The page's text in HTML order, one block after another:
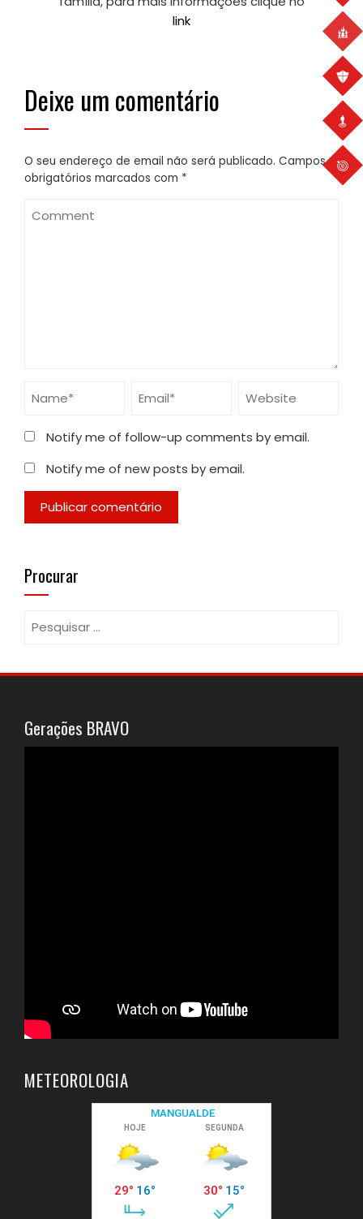
link
Deixe um comentário
O seu endereço de email não será publicado. Campos
obrigatórios marcados com *
Notify me of follow-up comments by email.
Notify me of new posts by email.
Procurar
Gerações BRAVO
METEOROLOGIA